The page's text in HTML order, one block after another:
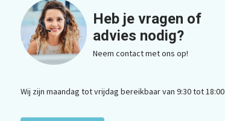
Heb je vragen of
advies nodig?
Neem contact met ons op!
Wij zijn maandag tot vrijdag bereikbaar van 9:30 tot 18:00